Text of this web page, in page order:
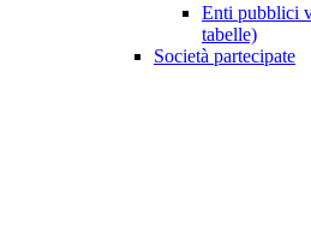
Enti pubblici
tabelle)
Società partecipate